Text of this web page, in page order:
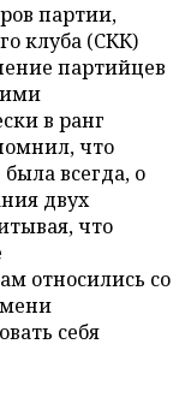
партии,
клуба (СКК)
партийцев
в ранг
что
всегда, о
двух
что
относились со
себя